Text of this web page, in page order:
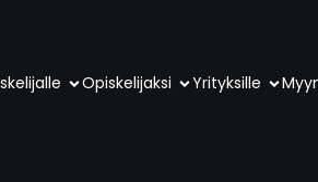
Opiskelijaksi Yrityksille